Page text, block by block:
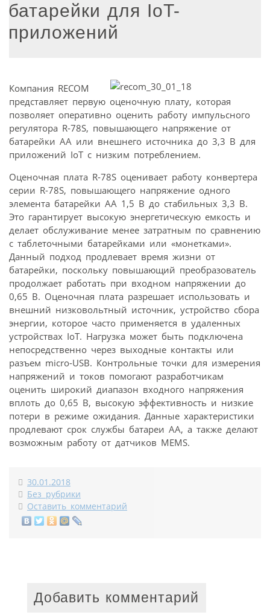
батарейки для IoT-
приложений
Компания RECOM
представляет первую оценочную плату, которая
позволяет оперативно оценить работу импульсного
регулятора R-78S, повышающего напряжение от
батарейки AA или внешнего источника до 3,3 В для
приложений IoT с низким потреблением.
Оценочная плата R-78S оценивает работу конвертера
серии R-78S, повышающего напряжение одного
элемента батарейки AA 1,5 В до стабильных 3,3 В.
Это гарантирует высокую энергетическую емкость и
делает обслуживание менее затратным по сравнению
с таблеточными батарейками или «монетками».
Данный подход продлевает время жизни от
батарейки, поскольку повышающий преобразователь
продолжает работать при входном напряжении до
0,65 В. Оценочная плата разрешает использовать и
внешний низковольтный источник, устройство сбора
энергии, которое часто применяется в удаленных
устройствах IoT. Нагрузка может быть подключена
непосредственно через выходные контакты или
разъем micro-USB. Контрольные точки для измерения
напряжений и токов помогают разработчикам
оценить широкий диапазон входного напряжения
вплоть до 0,65 В, высокую эффективность и низкие
потери в режиме ожидания. Данные характеристики
продлевают срок службы батареи АА, а также делают
возможным работу от датчиков MEMS.
30.01.2018
Без рубрики
Оставить комментарий
Добавить комментарий